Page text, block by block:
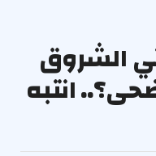
الشروق
انتبه